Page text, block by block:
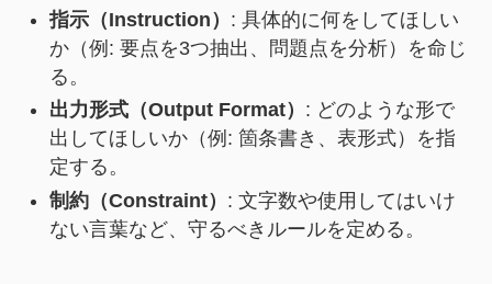
指示（Instruction） : 具体的に何をしてほしい
か（例: 要点を3つ抽出、問題点を分析）を命じ
る。
出力形式（Output Format） : どのような形で
出してほしいか（例: 箇条書き、表形式）を指
定する。
制約（Constraint） : 文字数や使用してはいけ
ない言葉など、守るべきルールを定める。